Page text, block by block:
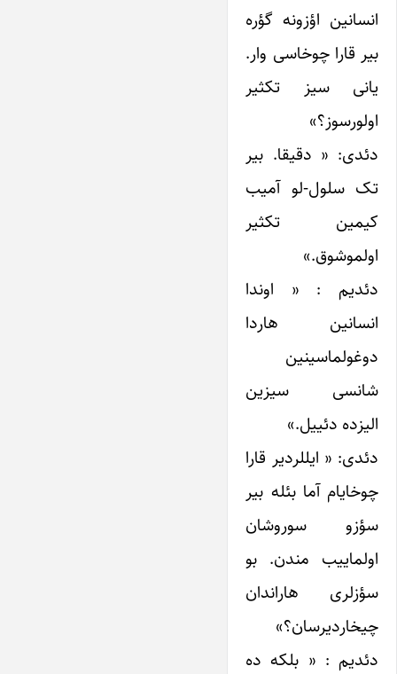
انسانین اؤزونه گؤره
بیر قارا چوخاسی وار.
یانی سیز تکثیر
اولورسوز؟»
دئدی: « دقیقا. بیر
تک سلول-لو آمیب
کیمین تکثیر
اولموشوق.»
دئدیم : « اوندا
انسانین هاردا
دوغولماسینین
شانسی سیزین
الیزده دئییل.»
دئدی: « ایللردیر قارا
چوخایام آما بئله بیر
سؤزو سوروشان
اولماییب مندن. بو
سؤزلری هاراندان
چیخاردیرسان؟»
دئدیم : « بلکه ده